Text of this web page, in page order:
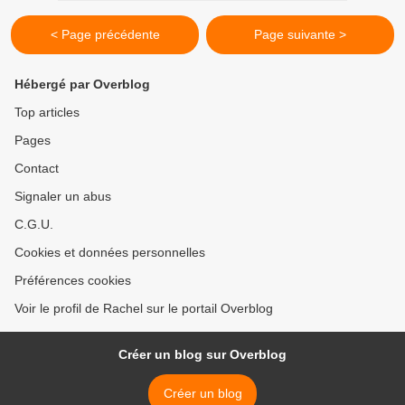
< Page précédente Page suivante >
Hébergé par Overblog
Top articles
Pages
Contact
Signaler un abus
C.G.U.
Cookies et données personnelles
Préférences cookies
Voir le profil de Rachel sur le portail Overblog
Créer un blog sur Overblog
Créer un blog